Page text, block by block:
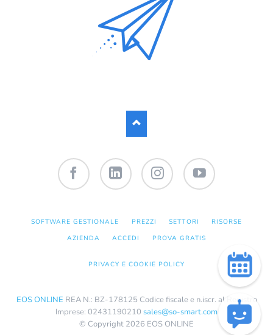
SALTA
NAVIGAZIONE
SOFTWARE GESTIONALE PREZZI SETTORI
RISORSE
AZIENDA
ACCEDI PROVA GRATIS
PRIVACY E COOKIE POLICY
EOS ONLINE REA N.: BZ-178125 Codice fiscale e n.iscr. al Registro
Imprese: 02431190210 sales@so-smart.com
© Copyright 2026 EOS ONLINE